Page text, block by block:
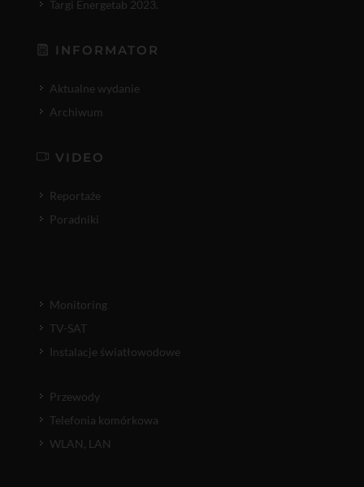
Targi Energetab 2023.
INFORMATOR
Aktualne wydanie
Archiwum
VIDEO
Reportaże
Poradniki
Monitoring
TV-SAT
Instalacje światłowodowe
Przewody
Telefonia komórkowa
WLAN, LAN